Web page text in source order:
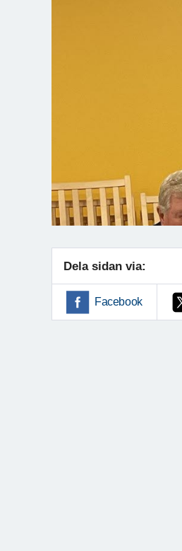
Dela sidan via:
Facebook